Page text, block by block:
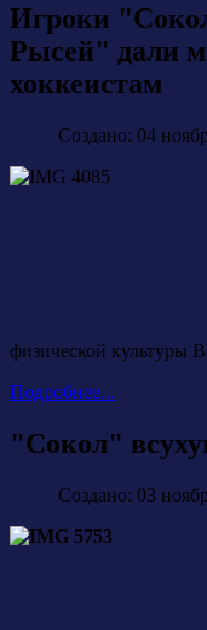
Игроки
Рысей" дали
хоккеистам
Создано: 04
физической культуры
Подробнее...
"Сокол"
Создано: 03